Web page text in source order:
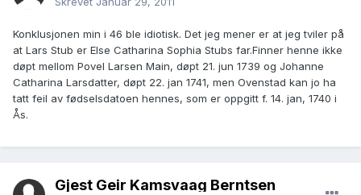
Konklusjonen min i 46 ble idiotisk. Det jeg mener er at jeg tviler på
at Lars Stub er Else Catharina Sophia Stubs far.Finner henne ikke
døpt mellom Povel Larsen Main, døpt 21. jun 1739 og Johanne
Catharina Larsdatter, døpt 22. jan 1741, men Ovenstad kan jo ha
tatt feil av fødselsdatoen hennes, som er oppgitt f. 14. jan, 1740 i
Ås.
Gjest Geir Kamsvaag Berntsen